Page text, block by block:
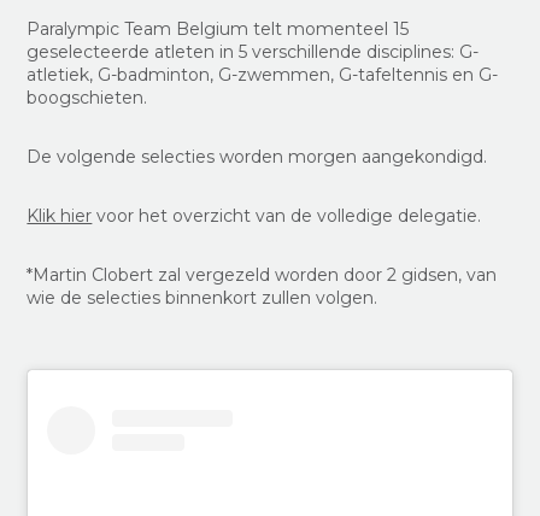
Paralympic Team Belgium telt momenteel 15
geselecteerde atleten in 5 verschillende disciplines: G-
atletiek, G-badminton, G-zwemmen, G-tafeltennis en G-
boogschieten.
De volgende selecties worden morgen aangekondigd.
Klik hier voor het overzicht van de volledige delegatie.
*Martin Clobert zal vergezeld worden door 2 gidsen, van
wie de selecties binnenkort zullen volgen.